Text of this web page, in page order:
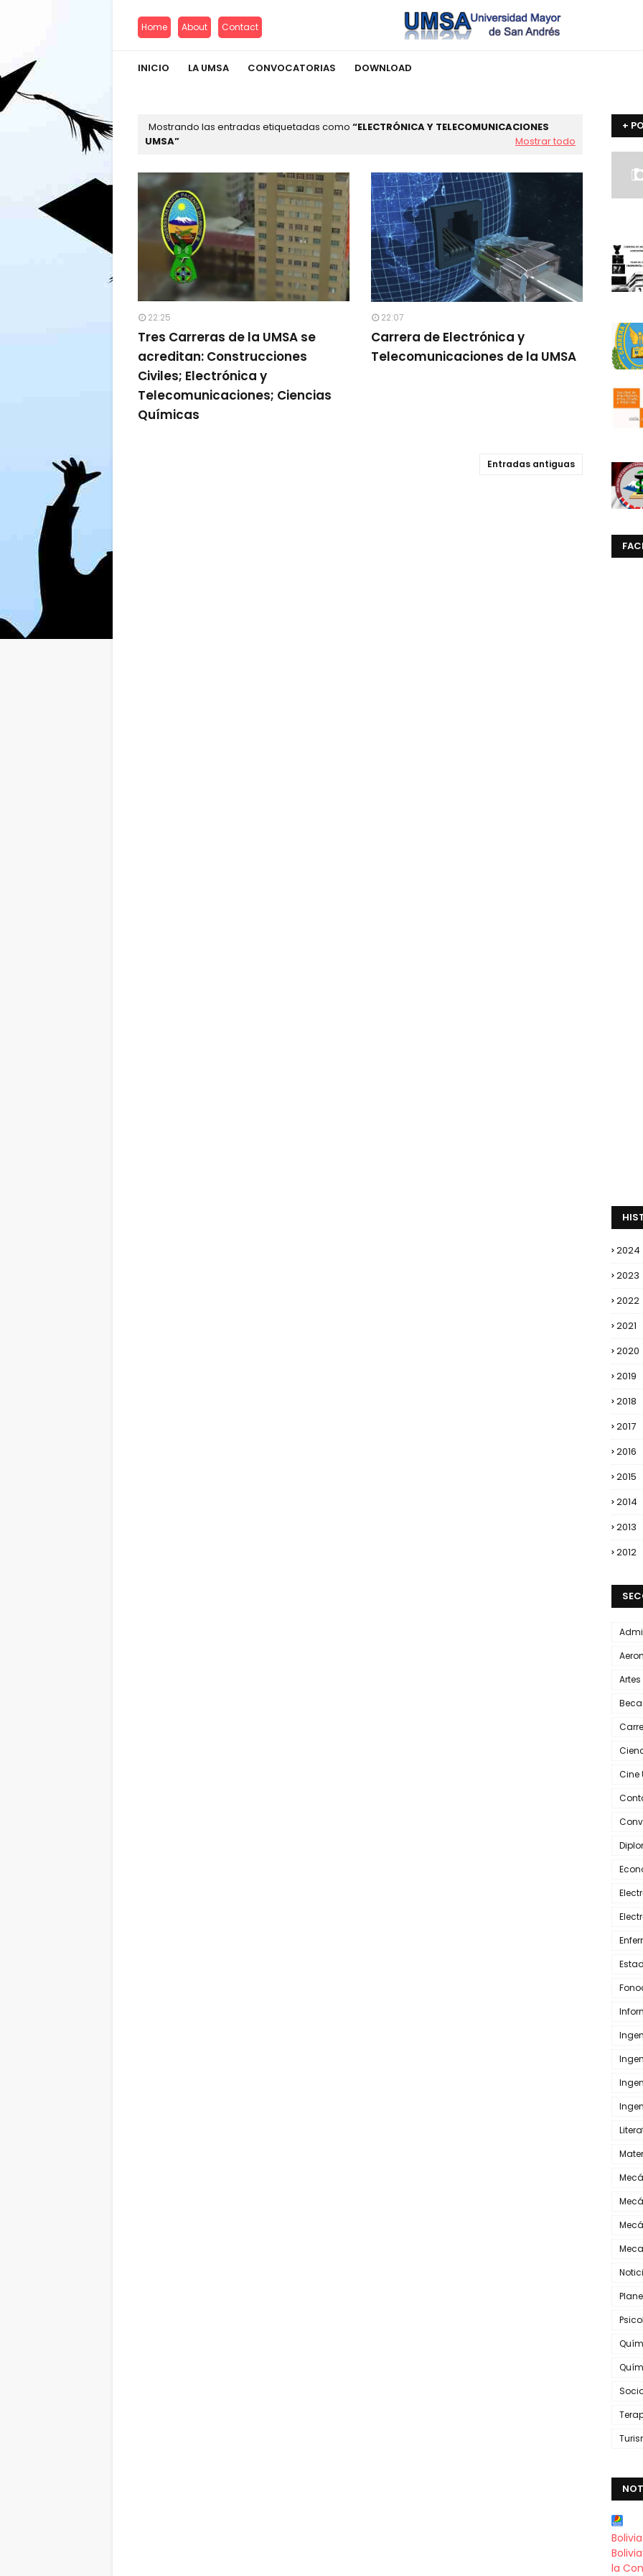
Home About Contact
INICIO LA UMSA CONVOCATORIAS DOWNLOAD
Mostrando las entradas etiquetadas como
ELECTRÓNICA Y TELECOMUNICACIONES
UMSA
Mostrar todo
22:25
Tres Carreras de la UMSA se
acreditan: Construcciones
Civiles; Electrónica y
Telecomunicaciones; Ciencias
Químicas
22:07
Carrera de Electrónica y
Telecomunicaciones de la UMSA
Entradas antiguas
+
2024
2023
2022
2021
2020
2019
2018
2017
2016
2015
2014
2013
2012
Cine
la